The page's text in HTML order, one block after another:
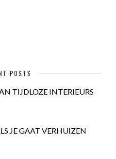
POSTS
TIJDLOZE INTERIEURS
JE GAAT VERHUIZEN